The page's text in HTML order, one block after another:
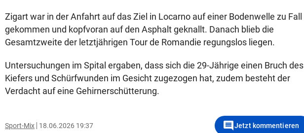
Zigart war in der Anfahrt auf das Ziel in Locarno auf einer Bodenwelle zu Fall
gekommen und kopfvoran auf den Asphalt geknallt. Danach blieb die
Gesamtzweite der letztjährigen Tour de Romandie regungslos liegen.
Untersuchungen im Spital ergaben, dass sich die 29-Jährige einen Bruch des
Kiefers und Schürfwunden im Gesicht zugezogen hat, zudem besteht der
Verdacht auf eine Gehirnerschütterung.
Sport-Mix 18.06.2026 19:37 commentJetzt kommentieren